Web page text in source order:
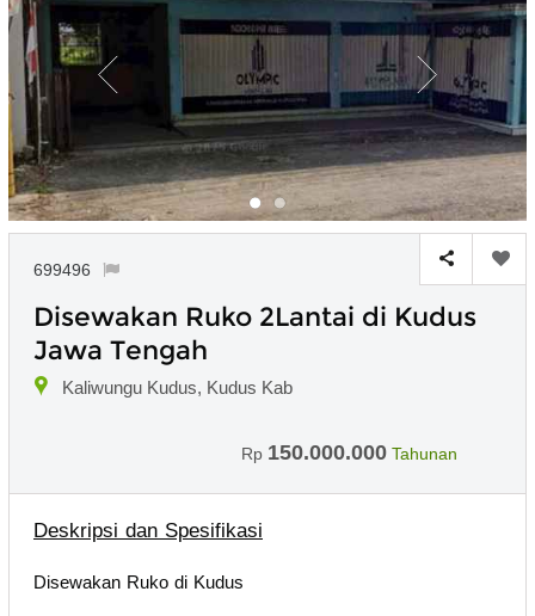
699496
Disewakan Ruko 2Lantai di Kudus
Jawa Tengah
Kaliwungu Kudus, Kudus Kab
Rp 150.000.000 Tahunan
Deskripsi dan Spesifikasi
Disewakan Ruko di Kudus